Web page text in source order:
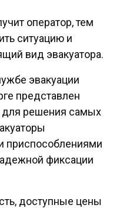
оператор, тем
ситуацию и
вид эвакуатора.
эвакуации
представлен
для решения самых
приспособлениями
фиксации
доступные цены